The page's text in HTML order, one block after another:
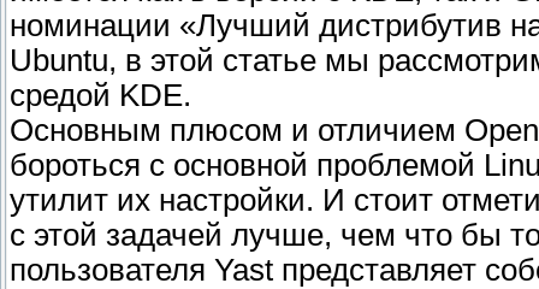
номинации «Лучший дистрибутив
Ubuntu, в этой статье мы
средой KDE.
Основным плюсом и отличием
бороться с основной проблемой
утилит их настройки. И стоит
с этой задачей лучше, чем что бы
пользователя Yast представляет